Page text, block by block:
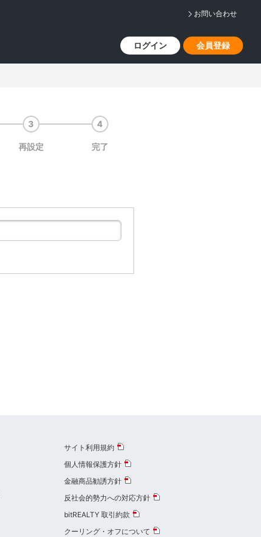
お問い合わせ
ログイン 会員登録
再設定 完了
サイト利用規約
個人情報保護方針
金融商品勧誘方針
反社会的勢力への対応方針
bitREALTY 取引約款
クーリング・オフについて